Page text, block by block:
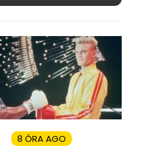
8 ÓRA AGO